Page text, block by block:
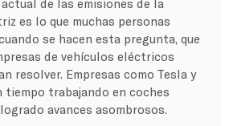
es lo que muchas personas
se hacen esta pregunta, que
de vehículos eléctricos
resolver. Empresas como Tesla y
trabajando en coches
avances asombrosos.